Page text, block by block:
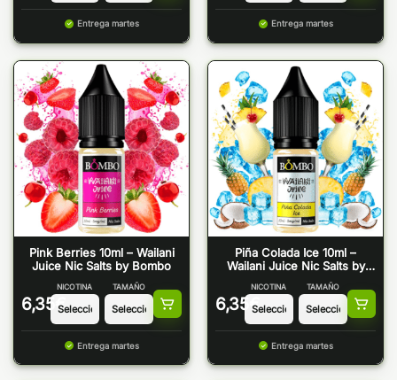
Entrega martes Entrega martes
Pink Berries 10ml – Wailani
Juice Nic Salts by Bombo
6,35 €
NICOTINA TAMAÑO
Entrega martes
Piña Colada Ice 10ml –
Wailani Juice Nic Salts by
6,35 €
NICOTINA TAMAÑO
Entrega martes